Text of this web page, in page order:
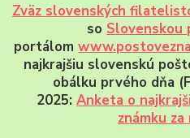
Zväz slovenských
so Slovenskou
portálom
najkrajšiu slovenskú
obálku prvého dňa
2025: Anketa o
známku